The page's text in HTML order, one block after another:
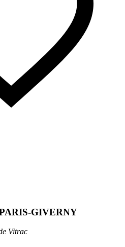
GIVERNY
Vitrac